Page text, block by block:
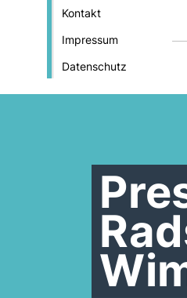
Kontakt
Impressum
Datenschutz